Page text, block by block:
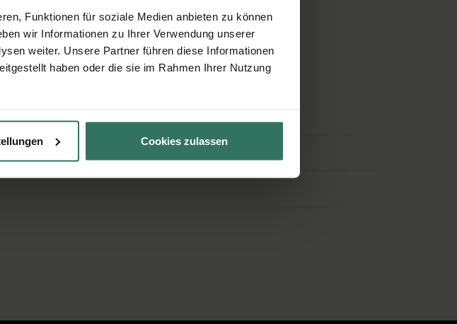
Funktionen für soziale Medien anbieten zu können
wir Informationen zu Ihrer Verwendung unserer
weiter. Unsere Partner führen diese Informationen
haben oder die sie im Rahmen Ihrer Nutzung
Cookies zulassen
interessiert? Wir beantworten Ihre Fragen.